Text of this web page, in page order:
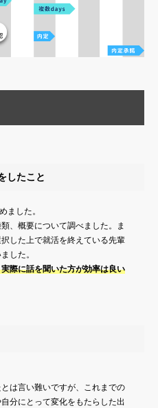
したこと
ました。
、概要について調べました。ま
した上で就活を終えている先輩
した。
際に話を聞いた方が効率は良い
は言い難いですが、これまでの
分にとって変化をもたらした出